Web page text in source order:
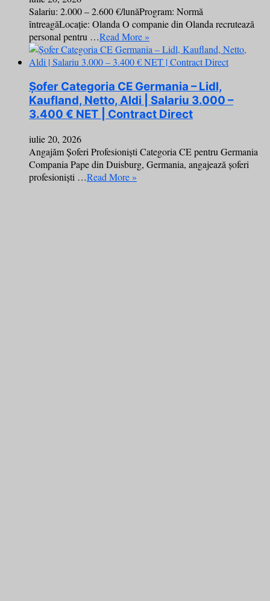
Salariu: 2.000 – 2.600 €/lunăProgram: Normă
întreagăLocație: Olanda O companie din Olanda recrutează
personal pentru …Read More »
Șofer Categoria CE Germania – Lidl,
Kaufland, Netto, Aldi | Salariu 3.000 –
3.400 € NET | Contract Direct
iulie 20, 2026
Angajăm Șoferi Profesioniști Categoria CE pentru Germania
Compania Pape din Duisburg, Germania, angajează șoferi
profesioniști …Read More »